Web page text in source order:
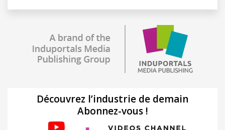
Découvrez l’industrie de demain
Abonnez-vous !